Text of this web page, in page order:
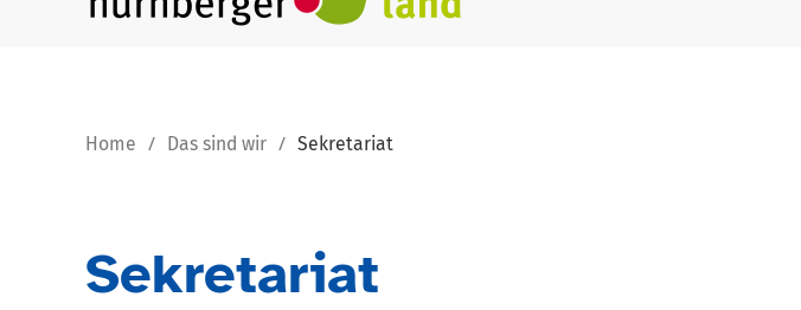
Home Das sind wir Sekretariat
Sekretariat